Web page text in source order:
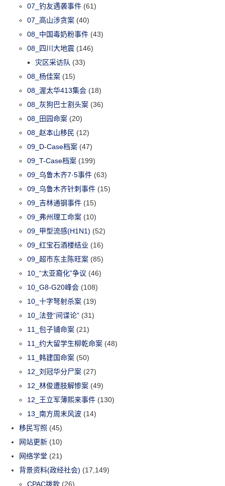
07_钓友遇袭事件 (61)
07_高山涉贪案 (40)
08_中国毒奶粉事件 (43)
08_四川大地震 (146)
灾区采访队 (33)
08_杨佳案 (15)
08_渥太华413集会 (18)
08_灰狗巴士割头案 (36)
08_田园命案 (20)
08_赵本山移民 (12)
09_D-Case档案 (47)
09_T-Case档案 (199)
09_乌鲁木齐7·5事件 (63)
09_乌鲁木齐针刺事件 (15)
09_吉林通钢事件 (15)
09_弗州理工命案 (10)
09_甲型流感(H1N1) (52)
09_红宝石酒楼结业 (16)
09_超市东主陈旺案 (85)
10_“太亚裔化”争议 (46)
10_G8-G20峰会 (108)
10_十字弩射杀案 (19)
10_法登“间谍论” (31)
11_包子铺命案 (21)
11_约大留学生柳乾命案 (48)
11_韩建国命案 (50)
12_刘冠华分尸案 (27)
12_林俊遭肢解惨案 (49)
12_王立军薄熙来事件 (130)
13_南方周末风波 (14)
移民写照 (45)
网站更新 (10)
网络学堂 (21)
背景资料(政经社会) (17,149)
CPAC拨款 (26)